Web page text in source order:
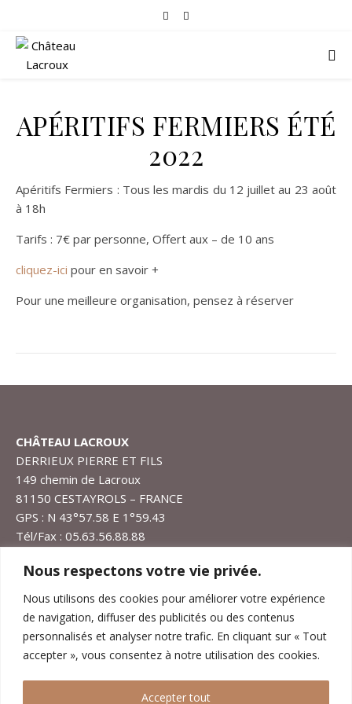
Nous respectons votre vie privée.
Nous utilisons des cookies pour améliorer votre expérience
de navigation, diffuser des publicités ou des contenus
personnalisés et analyser notre trafic. En cliquant sur « Tout
accepter », vous consentez à notre utilisation des cookies.
Accepter tout
APÉRITIFS FERMIERS ÉTÉ
2022
Apéritifs Fermiers : Tous les mardis du 12 juillet au 23 août
à 18h
Tarifs : 7€ par personne, Offert aux – de 10 ans
cliquez-ici pour en savoir +
Pour une meilleure organisation, pensez à réserver
CHÂTEAU LACROUX
DERRIEUX PIERRE ET FILS
149 chemin de Lacroux
81150 CESTAYROLS – FRANCE
GPS : N 43°57.58 E 1°59.43
Tél/Fax : 05.63.56.88.88
de 14H à 18H et rendez-vous.
1er Juillet au 31 Août: Ouvert 6j/7 de 9H à 12H et de
14H à 19H sauf Samedi à 18H et rendez-vous.
Fermé le Dimanche.